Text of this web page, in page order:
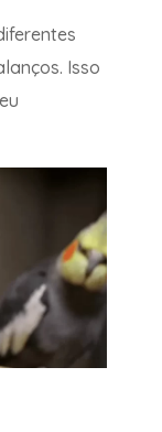
Isso